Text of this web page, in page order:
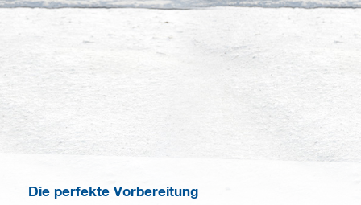
Nachhaltigkeit
Kontakt
KEMPEROL
Deutsch
Die perfekte Vorbereitung